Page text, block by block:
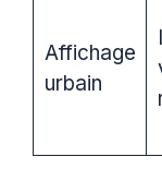
Affichage
urbain